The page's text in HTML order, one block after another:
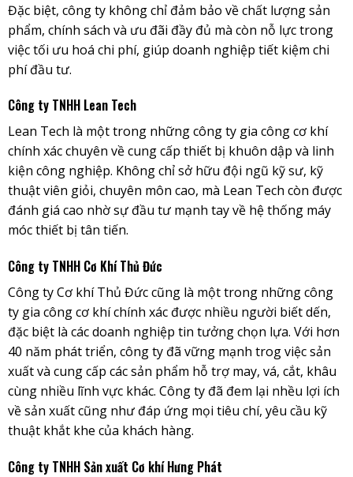
Đặc biệt, công ty không chỉ đảm bảo về chất lượng sản
phẩm, chính sách và ưu đãi đầy đủ mà còn nỗ lực trong
việc tối ưu hoá chi phí, giúp doanh nghiệp tiết kiệm chi
phí đầu tư.
Công ty TNHH Lean Tech
Lean Tech là một trong những công ty gia công cơ khí
chính xác chuyên về cung cấp thiết bị khuôn dập và linh
kiện công nghiệp. Không chỉ sở hữu đội ngũ kỹ sư, kỹ
thuật viên giỏi, chuyên môn cao, mà Lean Tech còn được
đánh giá cao nhờ sự đầu tư mạnh tay về hệ thống máy
móc thiết bị tân tiến.
Công ty TNHH Cơ Khí Thủ Đức
Công ty Cơ khí Thủ Đức cũng là một trong những công
ty gia công cơ khí chính xác được nhiều người biết dến,
đặc biệt là các doanh nghiệp tin tưởng chọn lựa. Với hơn
40 năm phát triển, công ty đã vững mạnh trog việc sản
xuất và cung cấp các sản phẩm hỗ trợ may, vá, cắt, khâu
cùng nhiều lĩnh vực khác. Công ty đã đem lại nhều lợi ích
về sản xuất cũng như đáp ứng mọi tiêu chí, yêu cầu kỹ
thuật khắt khe của khách hàng.
Công ty TNHH Sản xuất Cơ khí Hưng Phát